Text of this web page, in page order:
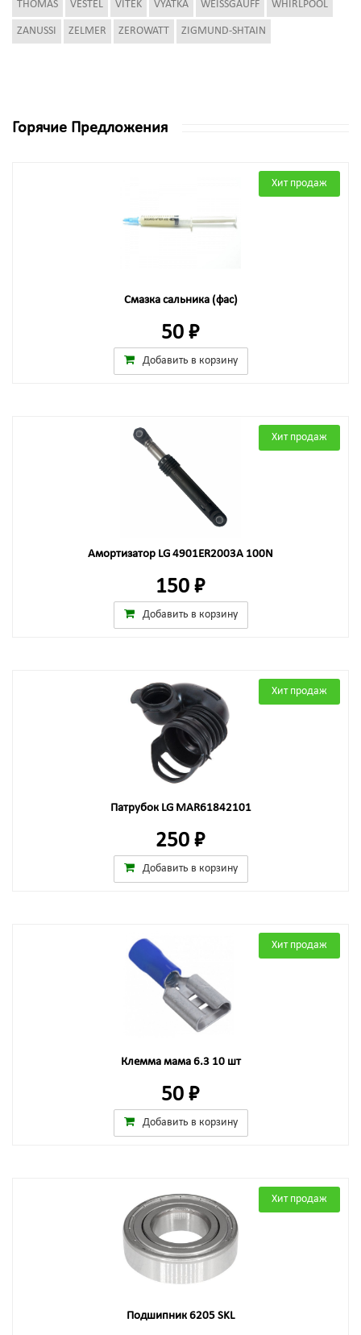
THOMAS VESTEL VITEK VYATKA WEISSGAUFF WHIRLPOOL
ZANUSSI ZELMER ZEROWATT ZIGMUND-SHTAIN
Горячие Предложения
Хит продаж
Смазка сальника (фас)
50 ₽
Добавить в корзину
Хит продаж
Амортизатор LG 4901ER2003A 100N
150 ₽
Добавить в корзину
Хит продаж
Патрубок LG MAR61842101
250 ₽
Добавить в корзину
Хит продаж
Клемма мама 6.3 10 шт
50 ₽
Добавить в корзину
Хит продаж
Подшипник 6205 SKL